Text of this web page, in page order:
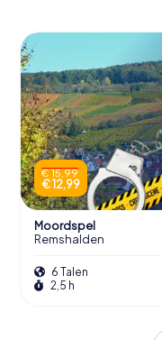
€ 15,99
€ 12,99
Moordspel
Remshalden
6 Talen
2,5 h